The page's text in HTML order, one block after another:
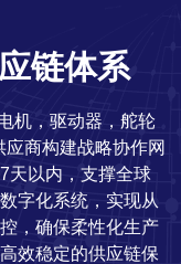
链体系
机，驱动器，舵轮
商构建战略协作网
天以内，支撑全球
字化系统，实现从
，确保柔性化生产
效稳定的供应链保